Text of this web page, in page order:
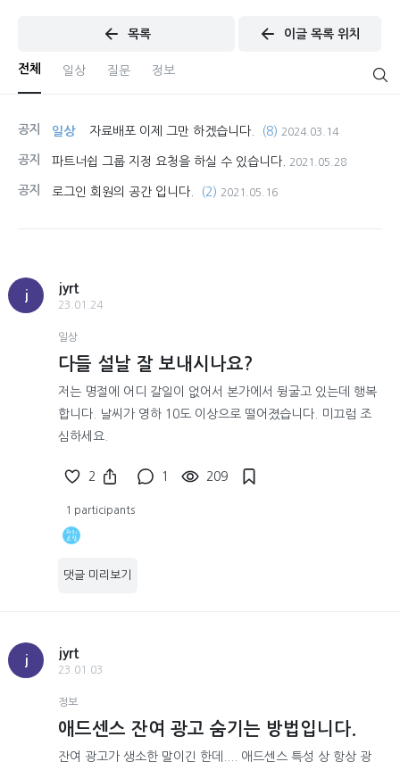
목록 이글 목록 위치
전체 일상 질문 정보
공지 일상 자료배포 이제 그만 하겠습니다. (8) 2024.03.14
공지 파트너쉽 그룹 지정 요청을 하실 수 있습니다. 2021.05.28
공지 로그인 회원의 공간 입니다. (2) 2021.05.16
j
jyrt
23.01.24
일상
다들 설날 잘 보내시나요?
저는 명절에 어디 갈일이 없어서 본가에서 뒹굴고 있는데 행복
합니다. 날씨가 영하 10도 이상으로 떨어졌습니다. 미끄럼 조
심하세요.
2 1 209
1 participants
댓글 미리보기
j
jyrt
23.01.03
정보
애드센스 잔여 광고 숨기는 방법입니다.
잔여 광고가 생소한 말이긴 한데.... 애드센스 특성 상 항상 광